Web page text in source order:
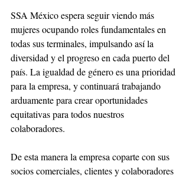
SSA México espera seguir viendo más
mujeres ocupando roles fundamentales en
todas sus terminales, impulsando así la
diversidad y el progreso en cada puerto del
país. La igualdad de género es una prioridad
para la empresa, y continuará trabajando
arduamente para crear oportunidades
equitativas para todos nuestros
colaboradores.
De esta manera la empresa coparte con sus
socios comerciales, clientes y colaboradores